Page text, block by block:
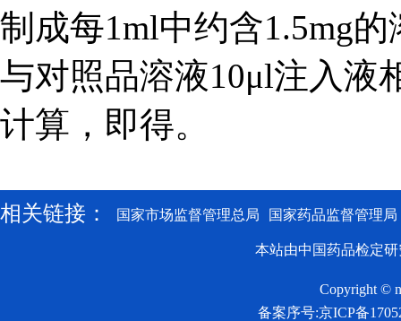
制成每1ml中约含1.5mg
与对照品溶液10μl注入液
计算，即得。
相关链接： 国家市场监督管理总局 国家药品监督管理局
本站由中国药品检定
Copyright ©
备案序号:京ICP备